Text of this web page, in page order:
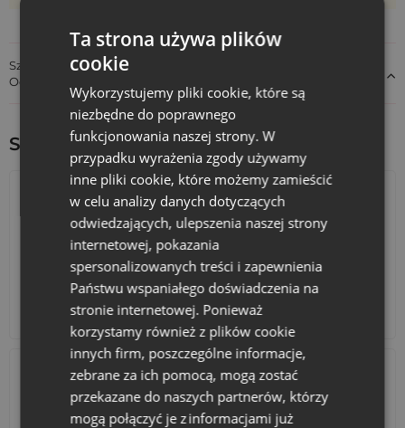
Szczegóły dotyczące zgodności produktu z przepisami:
Odpowiedzialność za produkt
Sprawdź inne ciekawe produkty:
Kalendarze adwentowe Torby bawełniane
Ta strona używa plików
cookie
Wykorzystujemy pliki cookie, które są
niezbędne do poprawnego
funkcjonowania naszej strony. W
przypadku wyrażenia zgody używamy
inne pliki cookie, które możemy zamieścić
w celu analizy danych dotyczących
odwiedzających, ulepszenia naszej strony
internetowej, pokazania
spersonalizowanych treści i zapewnienia
Państwu wspaniałego doświadczenia na
stronie internetowej. Ponieważ
korzystamy również z plików cookie
innych firm, poszczególne informacje,
zebrane za ich pomocą, mogą zostać
przekazane do naszych partnerów, którzy
mogą połączyć je z informacjami już